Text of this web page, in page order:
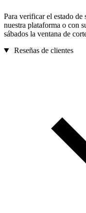
Para verificar el estado de
nuestra plataforma o con
sábados la ventana de
Reseñas de clientes